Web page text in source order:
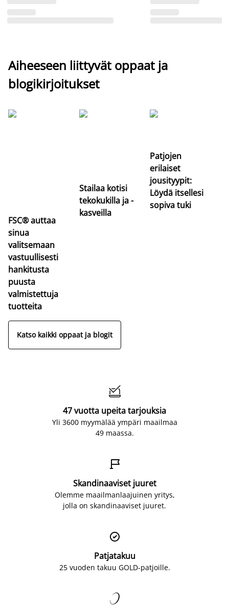
Aiheeseen liittyvät oppaat ja
blogikirjoitukset
FSC® auttaa
sinua
valitsemaan
vastuullisesti
hankitusta
puusta
valmistettuja
tuotteita
Stailaa kotisi
tekokukilla ja -
kasveilla
Patjojen
erilaiset
jousityypit:
Löydä itsellesi
sopiva tuki
Katso kaikki oppaat ja blogit

47 vuotta upeita tarjouksia
Yli 3600 myymälää ympäri maailmaa
49 maassa.

Skandinaaviset juuret
Olemme maailmanlaajuinen yritys,
jolla on skandinaaviset juuret.

Patjatakuu
25 vuoden takuu GOLD-patjoille.
